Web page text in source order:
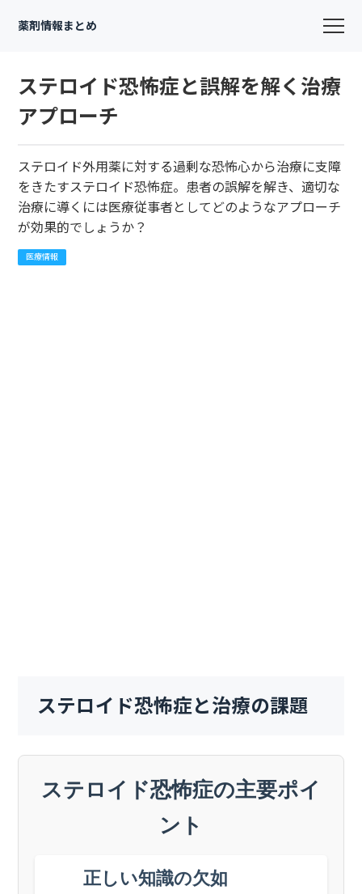
薬剤情報まとめ
ステロイド恐怖症と誤解を解く治療
アプローチ
ステロイド外用薬に対する過剰な恐怖心から治療に支障
をきたすステロイド恐怖症。患者の誤解を解き、適切な
治療に導くには医療従事者としてどのようなアプローチ
が効果的でしょうか？
医療情報
ステロイド恐怖症と治療の課題
ステロイド恐怖症の主要ポイ
ント
正しい知識の欠如